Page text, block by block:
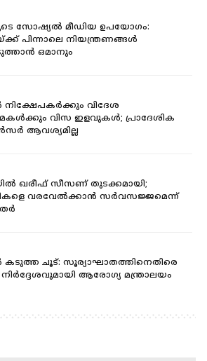
സോഷ്യൽ മീഡിയ ഉപയോഗം:
പിന്നാലെ നിയന്ത്രണങ്ങൾ
ഒമാനും
നിക്ഷേപകർക്കും വിദേശ
വിസ ഇളവുകൾ; പ്രാദേശിക
ആവശ്യമില്ല
ഖരീഫ് സീസണ് തുടക്കമായി;
വരവേൽക്കാൻ സർവസജ്ജമെന്ന്
കടുത്ത ചൂട്: സൂര്യാഘാതത്തിനെതിരെ
നിർദ്ദേശവുമായി ആരോഗ്യ മന്ത്രാലയം